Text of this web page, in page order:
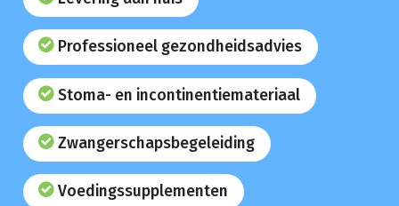
Professioneel gezondheidsadvies
Stoma- en incontinentiemateriaal
Zwangerschapsbegeleiding
Voedingssupplementen